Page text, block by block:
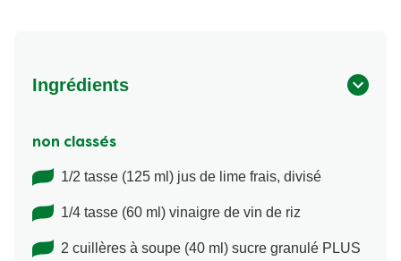
Ingrédients
non classés
1/2 tasse (125 ml) jus de lime frais, divisé
1/4 tasse (60 ml) vinaigre de vin de riz
2 cuillères à soupe (40 ml) sucre granulé PLUS